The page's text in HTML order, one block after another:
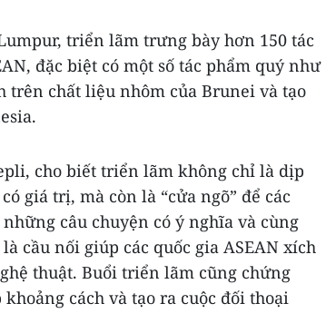
triển lãm trưng bày hơn 150 tác
đặc biệt có một số tác phẩm quý như
trên chất liệu nhôm của Brunei và tạo
cho biết triển lãm không chỉ là dịp
giá trị, mà còn là “cửa ngõ” để các
câu chuyện có ý nghĩa và cùng
cầu nối giúp các quốc gia ASEAN xích
thuật. Buổi triển lãm cũng chứng
cách và tạo ra cuộc đối thoại